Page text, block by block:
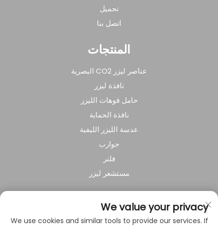
تحميل
اتصل بنا
المنتجات
عناصر ليزر CO2 البصرية
نافذة ليزر
حامل فوهات الليزر
نافذة الحماية
عدسة الليزر الليفية
جوارب
فلتر
مستشعر ليزر
عن الشركة
سياسة الخصوصية
We value your privacy
We use cookies and similar tools to provide our services. If